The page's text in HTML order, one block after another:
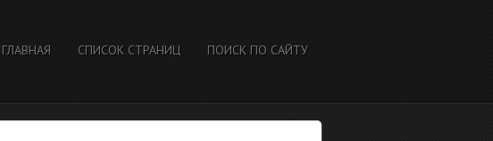
ГЛАВНАЯ СПИСОК СТРАНИЦ ПОИСК ПО САЙТУ